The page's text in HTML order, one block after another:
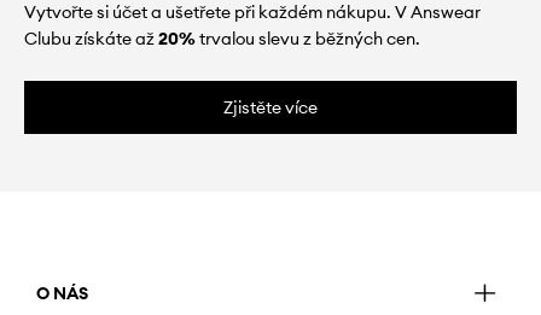
Vytvořte si účet a ušetřete při každém nákupu. V Answear
Clubu získáte až20%trvalou slevu z běžných cen.
Zjistěte více
O NÁS